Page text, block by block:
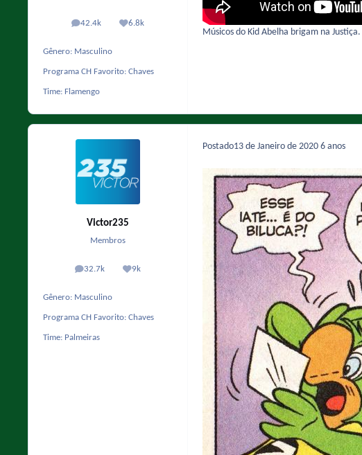
42.4k
posts 6.8k
Reputação
Gênero: Masculino
Programa CH Favorito: Chaves
Time: Flamengo
Músicos do Kid Abelha brigam na Justiça.
Victor235
Membros
32.7k
posts 9k
Reputação
Gênero: Masculino
Programa CH Favorito: Chaves
Time: Palmeiras
Postado13 de Janeiro de 2020 6 anos